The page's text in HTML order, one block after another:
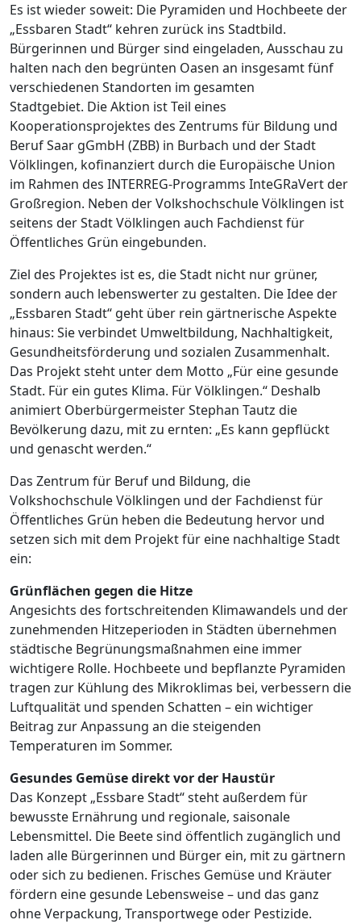
Es ist wieder soweit: Die Pyramiden und Hochbeete der
„Essbaren Stadt“ kehren zurück ins Stadtbild.
Bürgerinnen und Bürger sind eingeladen, Ausschau zu
halten nach den begrünten Oasen an insgesamt fünf
verschiedenen Standorten im gesamten
Stadtgebiet. Die Aktion ist Teil eines
Kooperationsprojektes des Zentrums für Bildung und
Beruf Saar gGmbH (ZBB) in Burbach und der Stadt
Völklingen, kofinanziert durch die Europäische Union
im Rahmen des INTERREG-Programms InteGRaVert der
Großregion. Neben der Volkshochschule Völklingen ist
seitens der Stadt Völklingen auch Fachdienst für
Öffentliches Grün eingebunden.
Ziel des Projektes ist es, die Stadt nicht nur grüner,
sondern auch lebenswerter zu gestalten. Die Idee der
„Essbaren Stadt“ geht über rein gärtnerische Aspekte
hinaus: Sie verbindet Umweltbildung, Nachhaltigkeit,
Gesundheitsförderung und sozialen Zusammenhalt.
Das Projekt steht unter dem Motto „Für eine gesunde
Stadt. Für ein gutes Klima. Für Völklingen.“ Deshalb
animiert Oberbürgermeister Stephan Tautz die
Bevölkerung dazu, mit zu ernten: „Es kann gepflückt
und genascht werden.“
Das Zentrum für Beruf und Bildung, die
Volkshochschule Völklingen und der Fachdienst für
Öffentliches Grün heben die Bedeutung hervor und
setzen sich mit dem Projekt für eine nachhaltige Stadt
ein:
Grünflächen gegen die Hitze
Angesichts des fortschreitenden Klimawandels und der
zunehmenden Hitzeperioden in Städten übernehmen
städtische Begrünungsmaßnahmen eine immer
wichtigere Rolle. Hochbeete und bepflanzte Pyramiden
tragen zur Kühlung des Mikroklimas bei, verbessern die
Luftqualität und spenden Schatten – ein wichtiger
Beitrag zur Anpassung an die steigenden
Temperaturen im Sommer.
Gesundes Gemüse direkt vor der Haustür
Das Konzept „Essbare Stadt“ steht außerdem für
bewusste Ernährung und regionale, saisonale
Lebensmittel. Die Beete sind öffentlich zugänglich und
laden alle Bürgerinnen und Bürger ein, mit zu gärtnern
oder sich zu bedienen. Frisches Gemüse und Kräuter
fördern eine gesunde Lebensweise – und das ganz
ohne Verpackung, Transportwege oder Pestizide.